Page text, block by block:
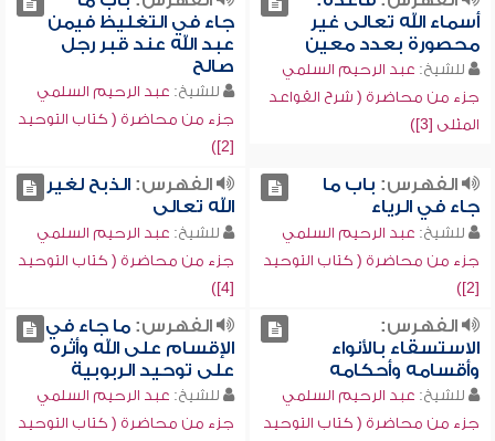
أسماء الله تعالى غير
محصورة بعدد معين
للشيخ: عبد الرحيم السلمي
جزء من محاضرة ( شرح القواعد
المثلى [3])
جاء في التغليظ فيمن
عبد الله عند قبر رجل
صالح
للشيخ: عبد الرحيم السلمي
جزء من محاضرة ( كتاب التوحيد
[2])
الفهرس: باب ما
جاء في الرياء
للشيخ: عبد الرحيم السلمي
جزء من محاضرة ( كتاب التوحيد
[2])
الفهرس:الذبح لغير
الله تعالى
للشيخ: عبد الرحيم السلمي
جزء من محاضرة ( كتاب التوحيد
[4])
الفهرس:
الاستسقاء بالأنواء
وأقسامه وأحكامه
للشيخ: عبد الرحيم السلمي
جزء من محاضرة ( كتاب التوحيد
الفهرس:ما جاء في
الإقسام على الله وأثره
على توحيد الربوبية
للشيخ: عبد الرحيم السلمي
جزء من محاضرة ( كتاب التوحيد